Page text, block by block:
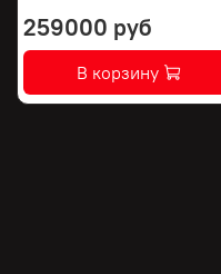
259000 руб
В корзину